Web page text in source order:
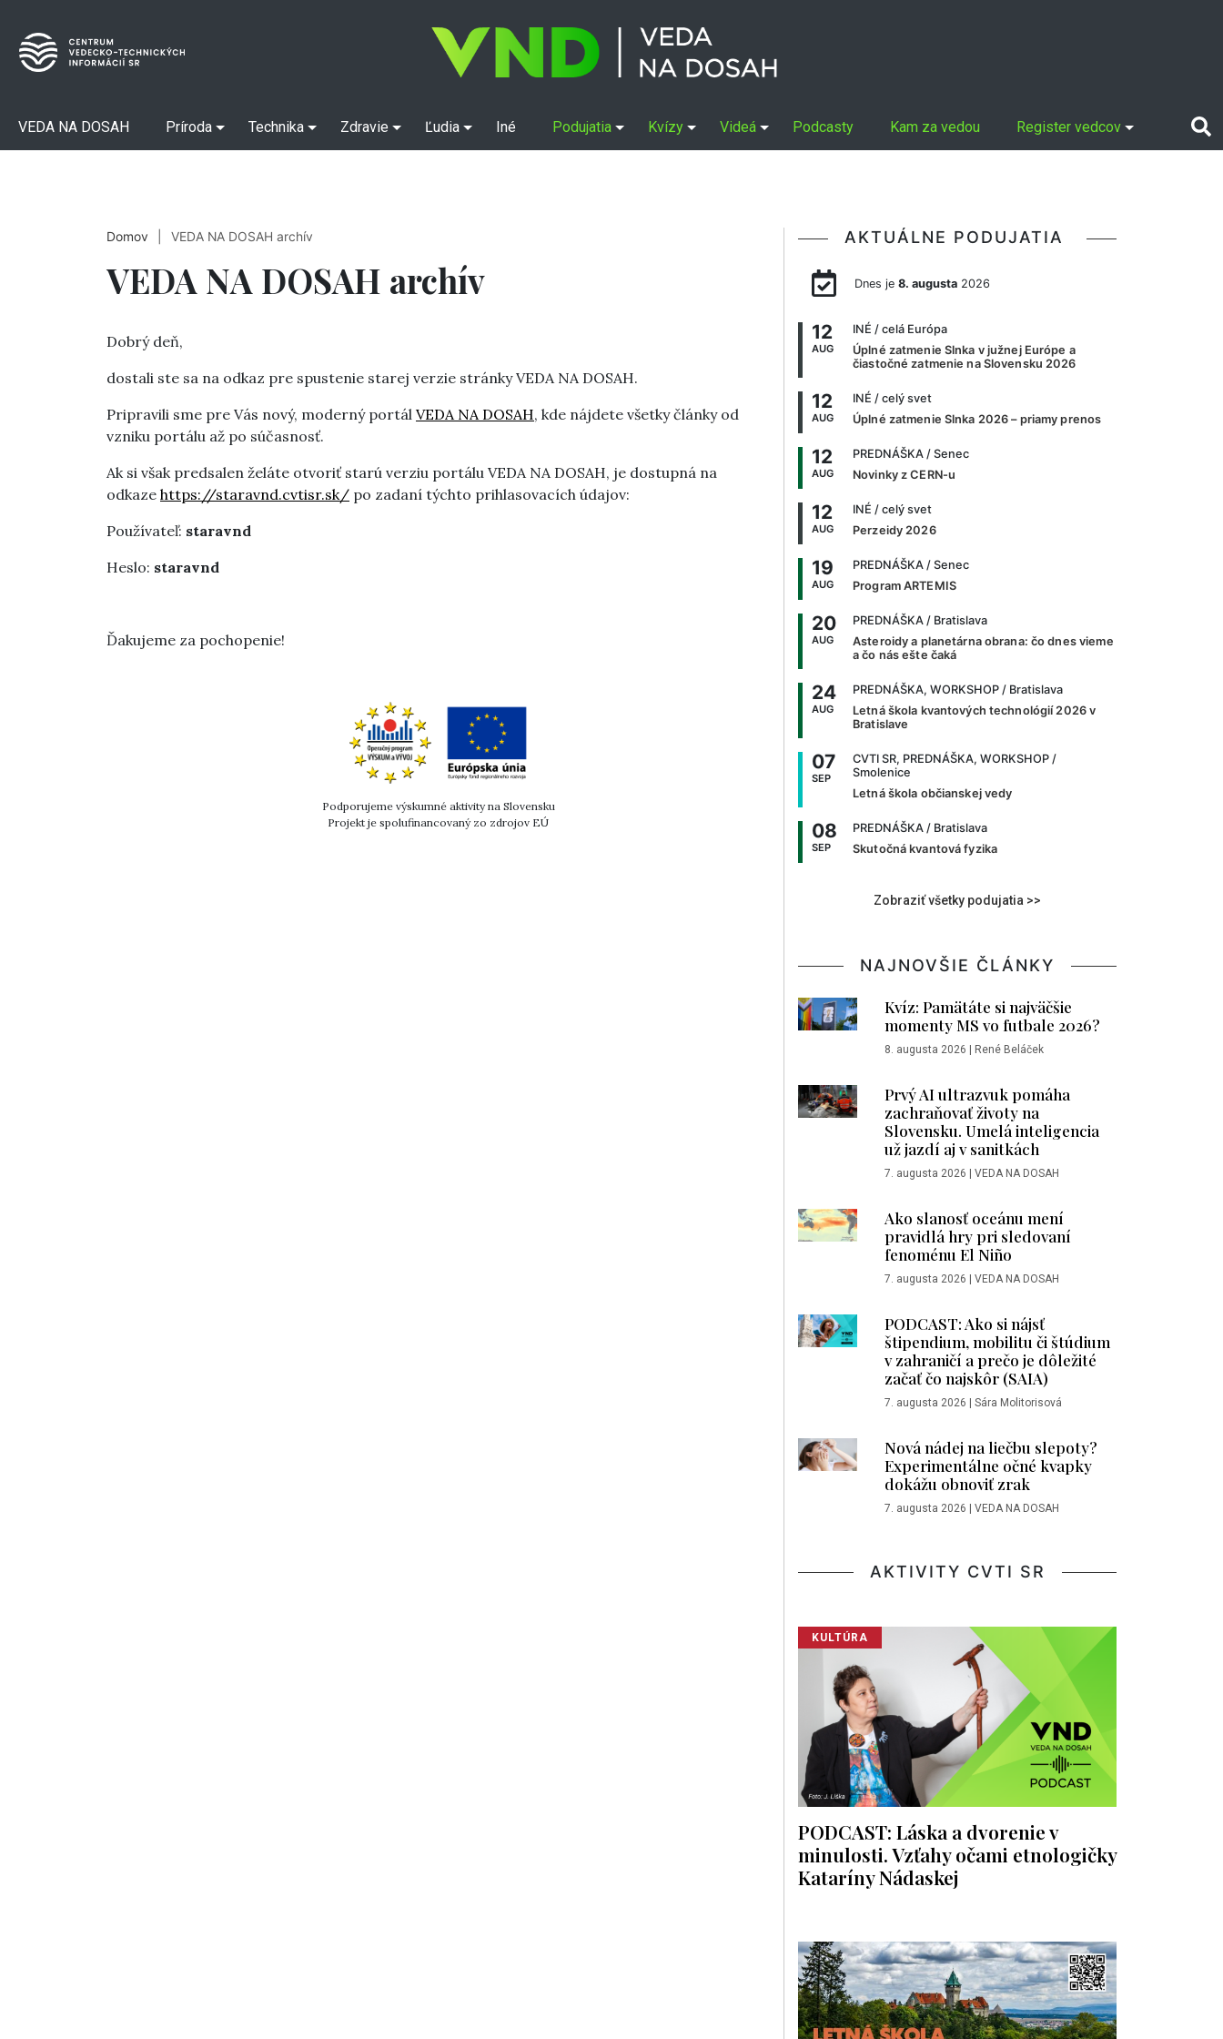
VEDA NA DOSAH Príroda Technika Zdravie Ľudia Iné Podujatia Kvízy Videá Podcasty Kam za vedou Register vedcov
Domov VEDA NA DOSAH archív
VEDA NA DOSAH archív
Dobrý deň,
dostali ste sa na odkaz pre spustenie starej verzie stránky VEDA NA DOSAH.
Pripravili sme pre Vás nový, moderný portál VEDA NA DOSAH, kde nájdete všetky články od
vzniku portálu až po súčasnosť.
Ak si však predsalen želáte otvoriť starú verziu portálu VEDA NA DOSAH, je dostupná na
odkaze https://staravnd.cvtisr.sk/ po zadaní týchto prihlasovacích údajov:
Používateľ: staravnd
Heslo: staravnd
Ďakujeme za pochopenie!
Podporujeme výskumné aktivity na Slovensku
Projekt je spolufinancovaný zo zdrojov EÚ
AKTUÁLNE PODUJATIA
Dnes je 8. augusta2026
12
AUG
INÉ / celá Európa
Úplné zatmenie Slnka v južnej Európe a
čiastočné zatmenie na Slovensku 2026
12
AUG
INÉ / celý svet
Úplné zatmenie Slnka 2026 – priamy prenos
12
AUG
PREDNÁŠKA / Senec
Novinky z CERN-u
12
AUG
INÉ / celý svet
Perzeidy 2026
19
AUG
PREDNÁŠKA / Senec
Program ARTEMIS
20
AUG
PREDNÁŠKA / Bratislava
Asteroidy a planetárna obrana: čo dnes vieme
a čo nás ešte čaká
24
AUG
PREDNÁŠKA, WORKSHOP / Bratislava
Letná škola kvantových technológií 2026 v
Bratislave
07
SEP
CVTI SR, PREDNÁŠKA, WORKSHOP /
Smolenice
Letná škola občianskej vedy
08
SEP
PREDNÁŠKA / Bratislava
Skutočná kvantová fyzika
Zobraziť všetky podujatia >>
NAJNOVŠIE ČLÁNKY
Kvíz: Pamätáte si najväčšie
momenty MS vo futbale 2026?
8. augusta 2026 | René Beláček
Prvý AI ultrazvuk pomáha
zachraňovať životy na
Slovensku. Umelá inteligencia
už jazdí aj v sanitkách
7. augusta 2026 | VEDA NA DOSAH
Ako slanosť oceánu mení
pravidlá hry pri sledovaní
fenoménu El Niño
7. augusta 2026 | VEDA NA DOSAH
PODCAST: Ako si nájsť
štipendium, mobilitu či štúdium
v zahraničí a prečo je dôležité
začať čo najskôr (SAIA)
7. augusta 2026 | Sára Molitorisová
Nová nádej na liečbu slepoty?
Experimentálne očné kvapky
dokážu obnoviť zrak
7. augusta 2026 | VEDA NA DOSAH
AKTIVITY CVTI SR
KULTÚRA
PODCAST: Láska a dvorenie v
minulosti. Vzťahy očami etnologičky
Kataríny Nádaskej